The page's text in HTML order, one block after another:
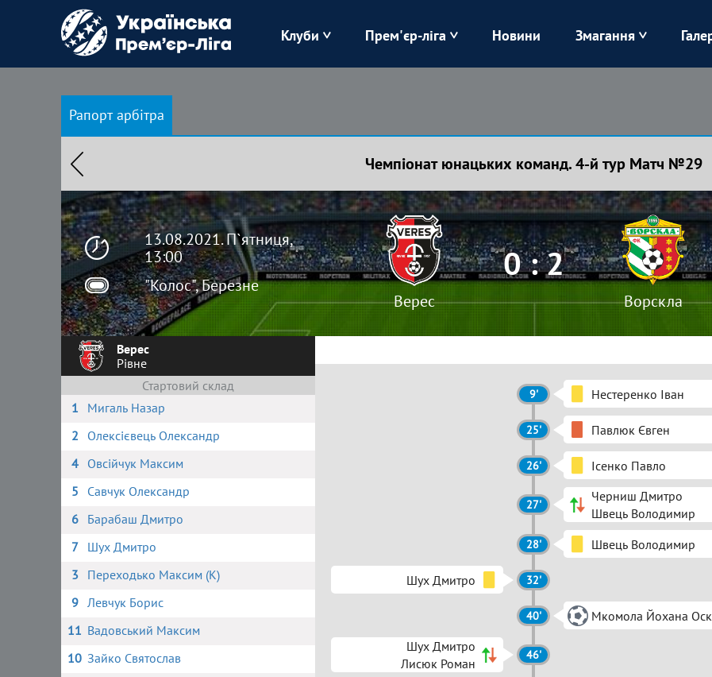
Клуби
Зоря Карпати Колос
Полісся Харків Чорноморець
Прем'єр-ліга Новини Змагання
Рапорт арбітра
Чемпіонат юнацьких команд. 4-й тур Матч №29
13.08.2021. П`ятниця,
13:00
"Колос", Березне
Верес
0 : 2
Ворскла
Верес
Рівне
Стартовий склад
1
Мигаль Назар
2
Олексієвець Олександр
4
Овсійчук Максим
5
Савчук Олександр
6
Барабаш Дмитро
7
Шух Дмитро
3
Переходько Максим (К)
9 Левчук Борис
11 Вадовський Максим
10 Зайко Святослав
9' Нестеренко Іван
25' Павлюк Євген
26' Ісенко Павло
27'
Черниш Дмитро
Швець Володимир
28' Швець Володимир
Шух Дмитро 32'
40'
Мкомола Йохана
Шух Дмитро
Лисюк Роман
46'